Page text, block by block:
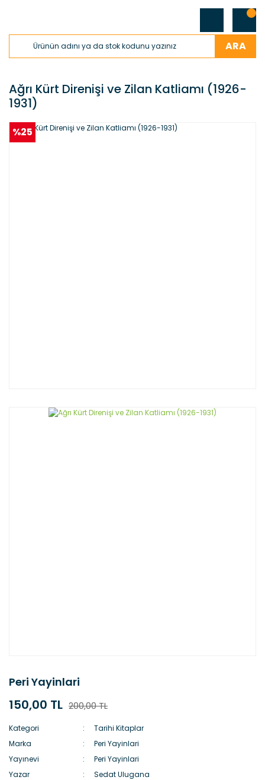
ARA
Ağrı Kürt Direnişi ve Zilan Katliamı (1926-
1931)
%25
Peri Yayinlari
150,00 TL 200,00 TL
Kategori
Tarihi Kitaplar
Marka
Peri Yayinlari
Yayınevi
Peri Yayinlari
Yazar
Sedat Ulugana